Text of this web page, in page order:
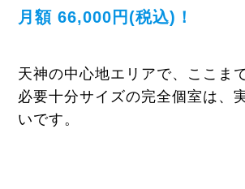
月額 66,000円(税込)！
天神の中心地エリアで、ここま
必要十分サイズの完全個室は、
いです。